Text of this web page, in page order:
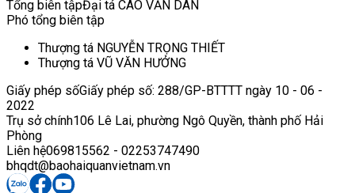
Tổng biên tậpĐại tá CAO VĂN DÂN
Phó tổng biên tập
Thượng tá NGUYỄN TRỌNG THIẾT
Thượng tá VŨ VĂN HƯỞNG
Giấy phép sốGiấy phép số: 288/GP-BTTTT ngày 10 - 06 -
2022
Trụ sở chính106 Lê Lai, phường Ngô Quyền, thành phố Hải
Phòng
Liên hệ069815562 - 02253747490
bhqdt@baohaiquanvietnam.vn